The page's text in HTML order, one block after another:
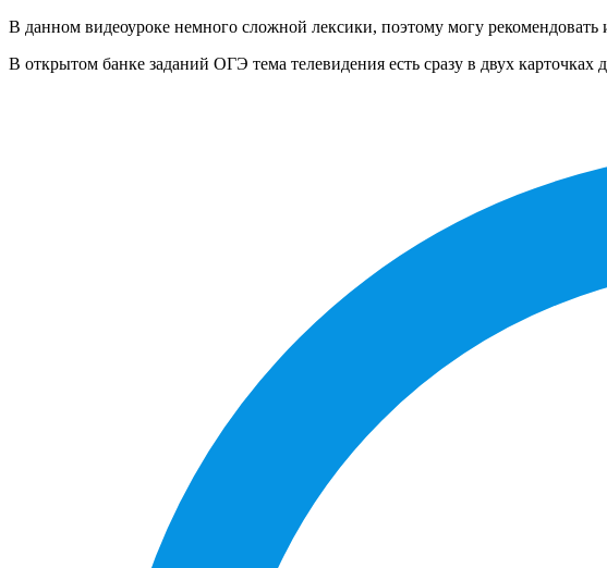
В данном видеоуроке немного сложной лексики, поэтому могу рекомендовать
В открытом банке заданий ОГЭ тема телевидения есть сразу в двух